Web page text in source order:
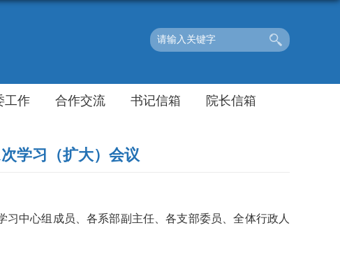
工作 合作交流 书记信箱 院长信箱
学习（扩大）会议
习中心组成员、各系部副主任、各支部委员、全体行政人